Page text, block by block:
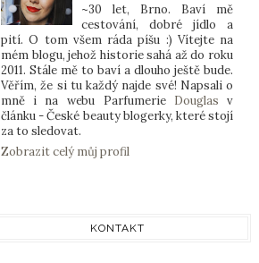
~30 let, Brno. Baví mě
cestování, dobré jídlo a
pití. O tom všem ráda píšu :) Vítejte na
mém blogu, jehož historie sahá až do roku
2011. Stále mě to baví a dlouho ještě bude.
Věřím, že si tu každý najde své! Napsali o
mně i na webu Parfumerie Douglas v
článku - České beauty blogerky, které stojí
za to sledovat.
Zobrazit celý můj profil
KONTAKT